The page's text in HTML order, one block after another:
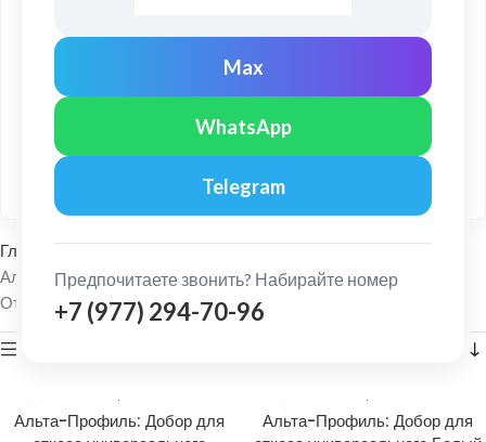
Max
WhatsApp
Telegram
Предпочитаете звонить? Набирайте номер
+7 (977) 294-70-96
Доставка по Московской области и РФ
Привезём товар и комплектующие в удобный день и
Профессиональный монтаж
Сертифицированные монтажники с большим опытом
Главная Фасадные материалы Виниловый сайдинг
Альта-Декор для винилового сайдинга
Отображение 1–24 из 41
Альта-Профиль: Добор для
Альта-Профиль: Добор для